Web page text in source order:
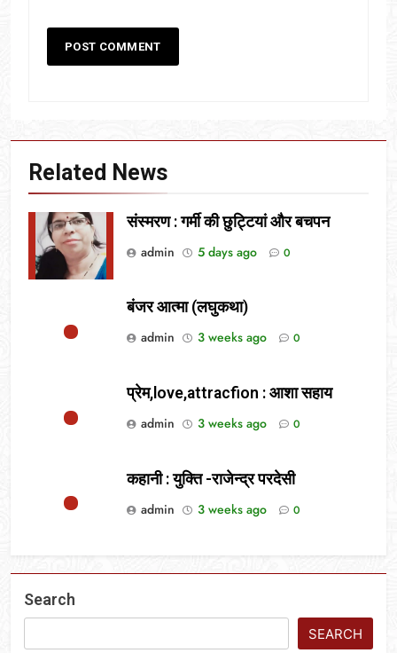
Related News
संस्मरण : गर्मी की छुट्टियां और बचपन
admin
5 days ago 0
बंजर आत्मा (लघुकथा)
admin
3 weeks ago 0
प्रेम,love,attracfion : आशा सहाय
admin
3 weeks ago 0
कहानी : युक्ति -राजेन्द्र परदेसी
admin
3 weeks ago 0
Search
SEARCH